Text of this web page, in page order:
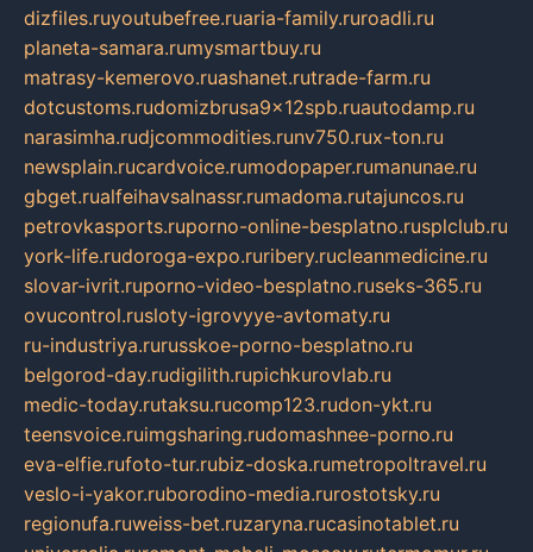
dizfiles.ruyoutubefree.ruaria-family.ruroadli.ru
planeta-samara.rumysmartbuy.ru
matrasy-kemerovo.ruashanet.rutrade-farm.ru
dotcustoms.rudomizbrusa9x12spb.ruautodamp.ru
narasimha.rudjcommodities.runv750.rux-ton.ru
newsplain.rucardvoice.rumodopaper.rumanunae.ru
gbget.rualfeihavsalnassr.rumadoma.rutajuncos.ru
petrovkasports.ruporno-online-besplatno.rusplclub.ru
york-life.rudoroga-expo.ruribery.rucleanmedicine.ru
slovar-ivrit.ruporno-video-besplatno.ruseks-365.ru
ovucontrol.rusloty-igrovyye-avtomaty.ru
ru-industriya.rurusskoe-porno-besplatno.ru
belgorod-day.rudigilith.rupichkurovlab.ru
medic-today.rutaksu.rucomp123.rudon-ykt.ru
teensvoice.ruimgsharing.rudomashnee-porno.ru
eva-elfie.rufoto-tur.rubiz-doska.rumetropoltravel.ru
veslo-i-yakor.ruborodino-media.rurostotsky.ru
regionufa.ruweiss-bet.ruzaryna.rucasinotablet.ru